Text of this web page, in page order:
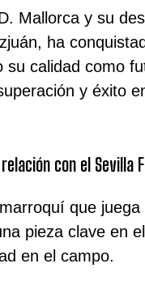
Mallorca y su
ha
calidad como
y éxito
con el Sevilla
que juega
pieza clave en
en el campo.